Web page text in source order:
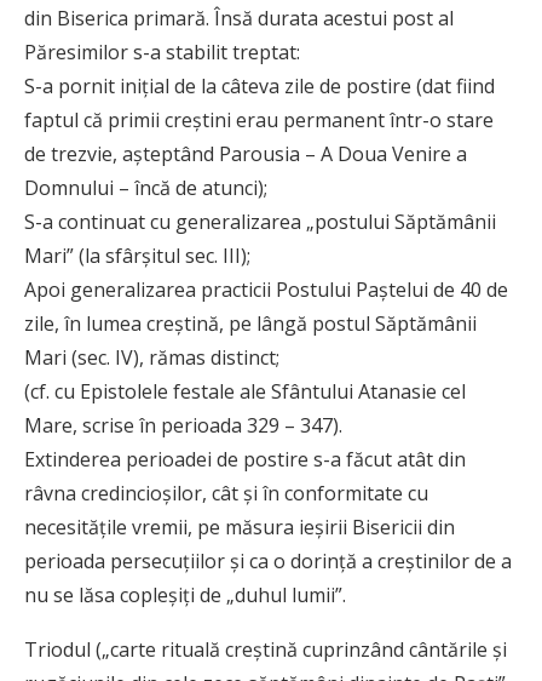
din Biserica primară. Însă durata acestui post al
Păresimilor s-a stabilit treptat:
S-a pornit iniţial de la câteva zile de postire (dat fiind
faptul că primii creştini erau permanent într-o stare
de trezvie, aşteptând Parousia – A Doua Venire a
Domnului – încă de atunci);
S-a continuat cu generalizarea „postului Săptămânii
Mari” (la sfârşitul sec. III);
Apoi generalizarea practicii Postului Paştelui de 40 de
zile, în lumea creştină, pe lângă postul Săptămânii
Mari (sec. IV), rămas distinct;
(cf. cu Epistolele festale ale Sfântului Atanasie cel
Mare, scrise în perioada 329 – 347).
Extinderea perioadei de postire s-a făcut atât din
râvna credincioşilor, cât şi în conformitate cu
necesităţile vremii, pe măsura ieşirii Bisericii din
perioada persecuţiilor şi ca o dorinţă a creştinilor de a
nu se lăsa copleşiţi de „duhul lumii”.
Triodul („carte rituală creştină cuprinzând cântările şi